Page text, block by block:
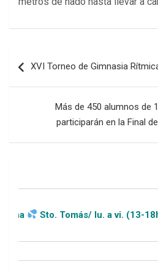
de
XVI Torneo de Gimnasia
Más de 450 alumnos de
participarán en la Final
Tomás/ lu. a vi. (13-18h)/ sa.-